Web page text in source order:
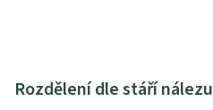
Rozdělení dle stáří nálezu